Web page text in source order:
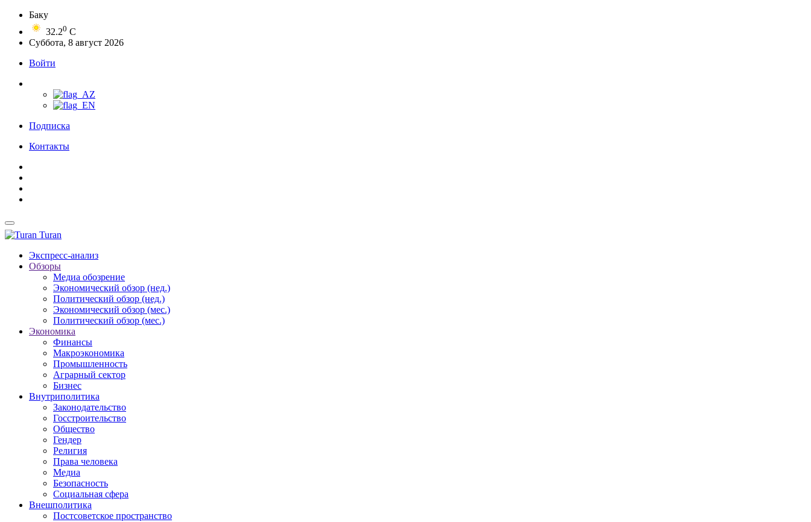
Баку
32.20 C
Суббота, 8 август 2026
Войти
Подписка
Контакты
Turan
Экспресс-анализ
Обзоры
Медиа обозрение
Экономический обзор (нед.)
Политический обзор (нед.)
Экономический обзор (мес.)
Политический обзор (мес.)
Экономика
Финансы
Макроэкономика
Промышленность
Аграрный сектор
Бизнес
Внутриполитика
Законодательство
Госстроительство
Общество
Гендер
Религия
Права человека
Медиа
Безопасность
Социальная сфера
Внешполитика
Постсоветское пространство